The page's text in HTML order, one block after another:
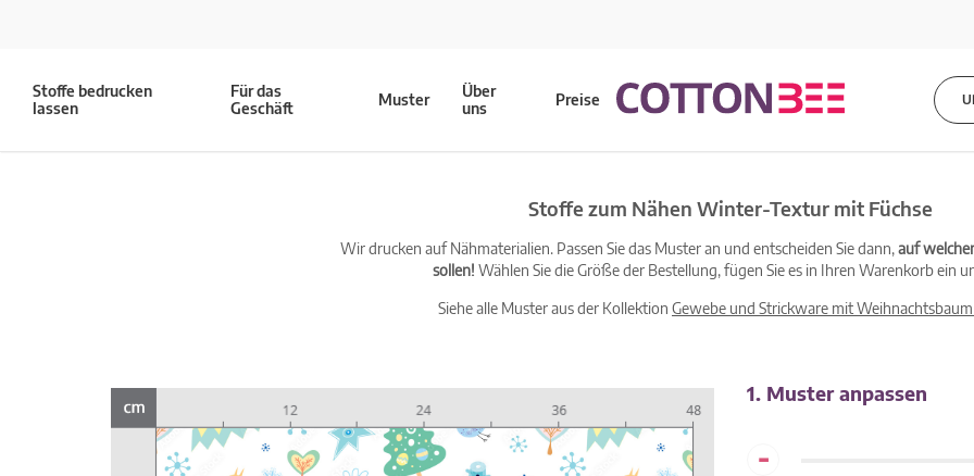
Stoffe bedrucken
lassen
Für das
Geschäft
Muster
Über
uns
Preise
Stoffe zum Nähen Winter-Textur mit Füchse
Wir drucken auf Nähmaterialien. Passen Sie das Muster an und entscheiden Sie dann,auf
sollen! Wählen Sie die Größe der Bestellung, fügen Sie es in Ihren Warenkorb ein
Siehe alle Muster aus der Kollektion Gewebe und Strickware mit
1. Muster anpassen
-